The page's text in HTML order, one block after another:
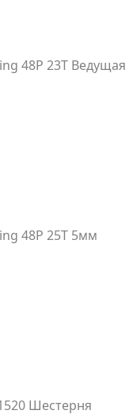
48P 23T Ведущая
48P 25T 5мм
Шестерня